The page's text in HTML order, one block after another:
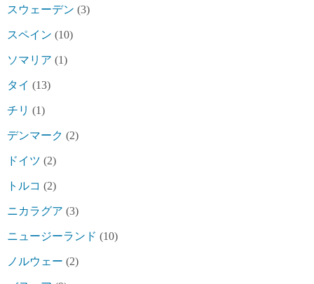
スウェーデン (3)
スペイン (10)
ソマリア (1)
タイ (13)
チリ (1)
デンマーク (2)
ドイツ (2)
トルコ (2)
ニカラグア (3)
ニュージーランド (10)
ノルウェー (2)